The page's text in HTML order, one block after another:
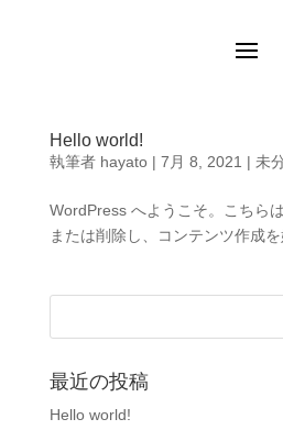
Hello world!
執筆者 hayato| 7月 8, 2021 | 未
WordPress へようこそ。こちら
または削除し、コンテンツ作成を
最近の投稿
Hello world!